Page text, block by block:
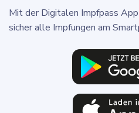
Mit der Digitalen Impfpass
sicher alle Impfungen am